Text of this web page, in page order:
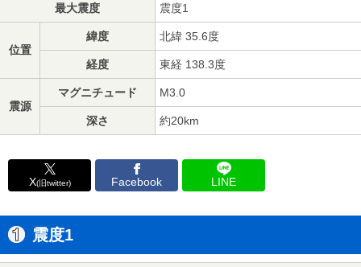
最大震度 震度1
位置
緯度 北緯 35.6度
経度 東経 138.3度
震源
マグニチュード M3.0
深さ 約20km
X(旧twitter) Facebook LINE
震度1